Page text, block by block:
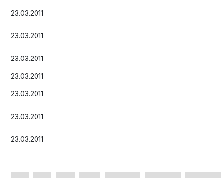
23.03.2011
23.03.2011
23.03.2011
23.03.2011
23.03.2011
23.03.2011
23.03.2011